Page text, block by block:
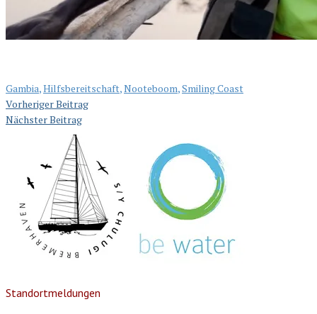
Gambia,Hilfsbereitschaft,Nooteboom,Smiling Coast
Vorheriger Beitrag
Nächster Beitrag
Standortmeldungen